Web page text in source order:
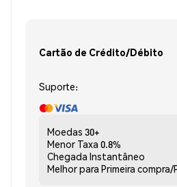
Cartão de Crédito/Débito
Suporte:
Moedas 30+
Menor Taxa 0.8%
Chegada Instantâneo
Melhor para Primeira